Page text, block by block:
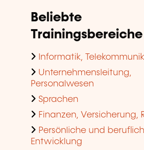
Beliebte
Trainingsbereiche
Informatik,
Unternehmensleitung,
Personalwesen
Sprachen
Finanzen, Versicherung,
Persönliche und
Entwicklung